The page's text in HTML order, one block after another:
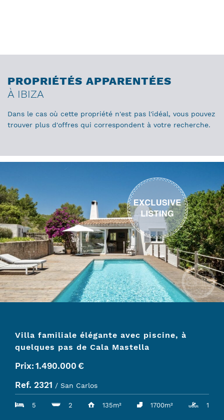
PROPRIÉTÉS APPARENTÉES
À IBIZA
Dans le cas où cette propriété n'est pas l'idéal, vous pouvez
trouver plus d'offres qui correspondent à votre recherche.
Villa familiale élégante avec piscine, à
quelques pas de Cala Mastella
Prix: 1.490.000 €
Ref. 2321 / San Carlos
5 2 135m² 1700m² 1